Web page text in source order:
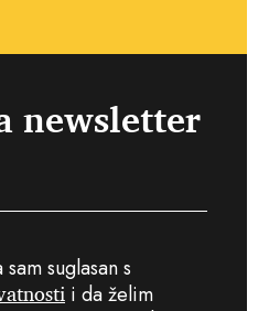
newsletter
suglasan s
i da želim